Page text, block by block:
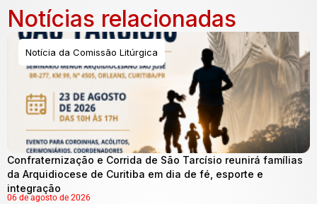
Notícias relacionadas
Notícia da Comissão Litúrgica
Confraternização e Corrida de São Tarcísio reunirá famílias
da Arquidiocese de Curitiba em dia de fé, esporte e
integração
06 de agosto de 2026